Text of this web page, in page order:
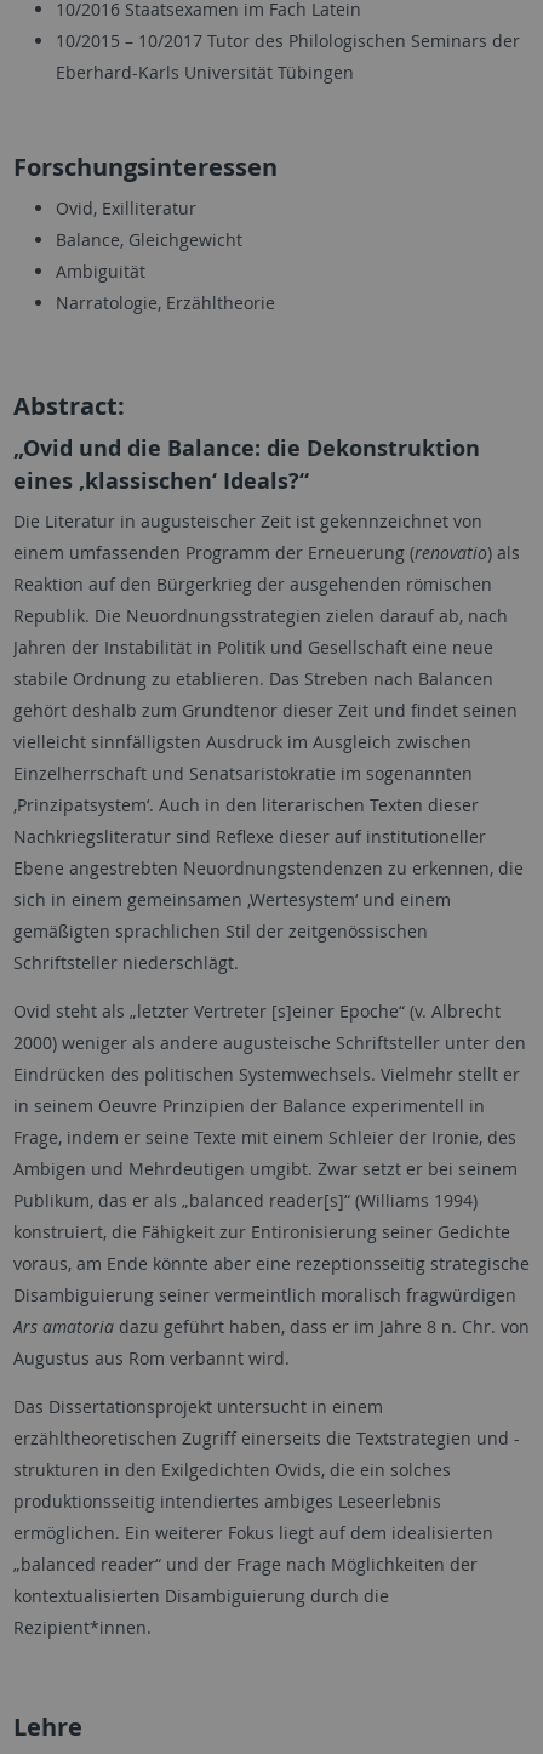
10/2016 Staatsexamen im Fach Latein
10/2015 – 10/2017 Tutor des Philologischen Seminars der
Eberhard-Karls Universität Tübingen
Forschungsinteressen
Ovid, Exilliteratur
Balance, Gleichgewicht
Ambiguität
Narratologie, Erzähltheorie
Abstract:
„Ovid und die Balance: die Dekonstruktion
eines ,klassischen‘ Ideals?“
Die Literatur in augusteischer Zeit ist gekennzeichnet von
einem umfassenden Programm der Erneuerung (renovatio) als
Reaktion auf den Bürgerkrieg der ausgehenden römischen
Republik. Die Neuordnungsstrategien zielen darauf ab, nach
Jahren der Instabilität in Politik und Gesellschaft eine neue
stabile Ordnung zu etablieren. Das Streben nach Balancen
gehört deshalb zum Grundtenor dieser Zeit und findet seinen
vielleicht sinnfälligsten Ausdruck im Ausgleich zwischen
Einzelherrschaft und Senatsaristokratie im sogenannten
‚Prinzipatsystem‘. Auch in den literarischen Texten dieser
Nachkriegsliteratur sind Reflexe dieser auf institutioneller
Ebene angestrebten Neuordnungstendenzen zu erkennen, die
sich in einem gemeinsamen ‚Wertesystem‘ und einem
gemäßigten sprachlichen Stil der zeitgenössischen
Schriftsteller niederschlägt.
Ovid steht als „letzter Vertreter [s]einer Epoche“ (v. Albrecht
2000) weniger als andere augusteische Schriftsteller unter den
Eindrücken des politischen Systemwechsels. Vielmehr stellt er
in seinem Oeuvre Prinzipien der Balance experimentell in
Frage, indem er seine Texte mit einem Schleier der Ironie, des
Ambigen und Mehrdeutigen umgibt. Zwar setzt er bei seinem
Publikum, das er als „balanced reader[s]“ (Williams 1994)
konstruiert, die Fähigkeit zur Entironisierung seiner Gedichte
voraus, am Ende könnte aber eine rezeptionsseitig strategische
Disambiguierung seiner vermeintlich moralisch fragwürdigen
Ars amatoria dazu geführt haben, dass er im Jahre 8 n. Chr. von
Augustus aus Rom verbannt wird.
Das Dissertationsprojekt untersucht in einem
erzähltheoretischen Zugriff einerseits die Textstrategien und -
strukturen in den Exilgedichten Ovids, die ein solches
produktionsseitig intendiertes ambiges Leseerlebnis
ermöglichen. Ein weiterer Fokus liegt auf dem idealisierten
„balanced reader“ und der Frage nach Möglichkeiten der
kontextualisierten Disambiguierung durch die
Rezipient*innen.
Lehre